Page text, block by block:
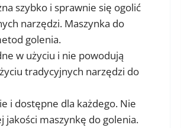
szybko i sprawnie się ogolić
narzędzi. Maszynka do
golenia.
w użyciu i nie powodują
tradycyjnych narzędzi do
i dostępne dla każdego. Nie
maszynkę do golenia.